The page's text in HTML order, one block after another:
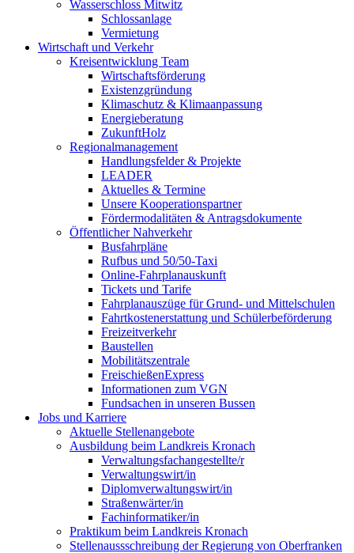
Wasserschloss Mitwitz
Schlossanlage
Vermietung
Wirtschaft und Verkehr
Kreisentwicklung Team
Wirtschaftsförderung
Existenzgründung
Klimaschutz & Klimaanpassung
Energieberatung
ZukunftHolz
Regionalmanagement
Handlungsfelder & Projekte
LEADER
Aktuelles & Termine
Unsere Kooperationspartner
Fördermodalitäten & Antragsdokumente
Öffentlicher Nahverkehr
Busfahrpläne
Rufbus und 50/50-Taxi
Online-Fahrplanauskunft
Tickets und Tarife
Fahrplanauszüge für Grund- und Mittelschulen
Fahrtkostenerstattung und Schülerbeförderung
Freizeitverkehr
Baustellen
Mobilitätszentrale
FreischießenExpress
Informationen zum VGN
Fundsachen in unseren Bussen
Jobs und Karriere
Aktuelle Stellenangebote
Ausbildung beim Landkreis Kronach
Verwaltungsfachangestellte/r
Verwaltungswirt/in
Diplomverwaltungswirt/in
Straßenwärter/in
Fachinformatiker/in
Praktikum beim Landkreis Kronach
Stellenaussschreibung der Regierung von Oberfranken